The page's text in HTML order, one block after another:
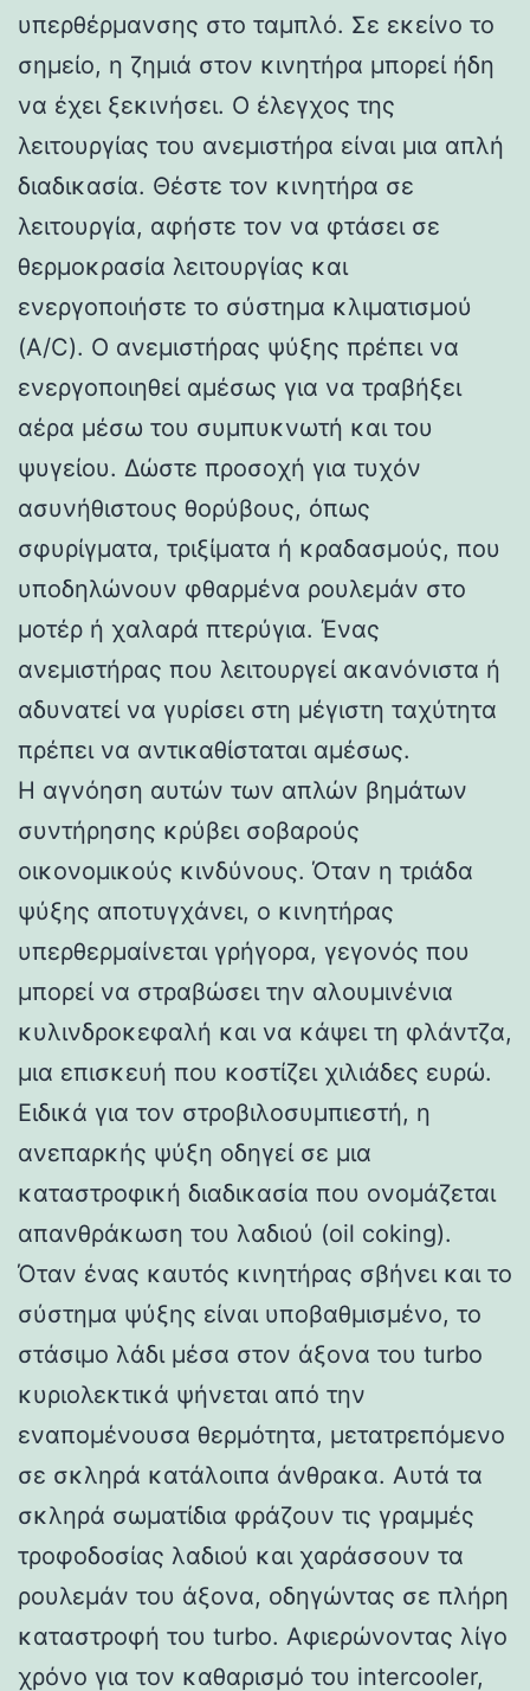
υπερθέρμανσης στο ταμπλό. Σε εκείνο το
σημείο, η ζημιά στον κινητήρα μπορεί ήδη
να έχει ξεκινήσει. Ο έλεγχος της
λειτουργίας του ανεμιστήρα είναι μια απλή
διαδικασία. Θέστε τον κινητήρα σε
λειτουργία, αφήστε τον να φτάσει σε
θερμοκρασία λειτουργίας και
ενεργοποιήστε το σύστημα κλιματισμού
(A/C). Ο ανεμιστήρας ψύξης πρέπει να
ενεργοποιηθεί αμέσως για να τραβήξει
αέρα μέσω του συμπυκνωτή και του
ψυγείου. Δώστε προσοχή για τυχόν
ασυνήθιστους θορύβους, όπως
σφυρίγματα, τριξίματα ή κραδασμούς, που
υποδηλώνουν φθαρμένα ρουλεμάν στο
μοτέρ ή χαλαρά πτερύγια. Ένας
ανεμιστήρας που λειτουργεί ακανόνιστα ή
αδυνατεί να γυρίσει στη μέγιστη ταχύτητα
πρέπει να αντικαθίσταται αμέσως.
Η αγνόηση αυτών των απλών βημάτων
συντήρησης κρύβει σοβαρούς
οικονομικούς κινδύνους. Όταν η τριάδα
ψύξης αποτυγχάνει, ο κινητήρας
υπερθερμαίνεται γρήγορα, γεγονός που
μπορεί να στραβώσει την αλουμινένια
κυλινδροκεφαλή και να κάψει τη φλάντζα,
μια επισκευή που κοστίζει χιλιάδες ευρώ.
Ειδικά για τον στροβιλοσυμπιεστή, η
ανεπαρκής ψύξη οδηγεί σε μια
καταστροφική διαδικασία που ονομάζεται
απανθράκωση του λαδιού (oil coking).
Όταν ένας καυτός κινητήρας σβήνει και το
σύστημα ψύξης είναι υποβαθμισμένο, το
στάσιμο λάδι μέσα στον άξονα του turbo
κυριολεκτικά ψήνεται από την
εναπομένουσα θερμότητα, μετατρεπόμενο
σε σκληρά κατάλοιπα άνθρακα. Αυτά τα
σκληρά σωματίδια φράζουν τις γραμμές
τροφοδοσίας λαδιού και χαράσσουν τα
ρουλεμάν του άξονα, οδηγώντας σε πλήρη
καταστροφή του turbo. Αφιερώνοντας λίγο
χρόνο για τον καθαρισμό του intercooler,